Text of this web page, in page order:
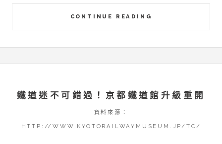
CONTINUE READING
鐵道迷不可錯過！京都鐵道館升級重開
資料來源：
HTTP://WWW.KYOTORAILWAYMUSEUM.JP/TC/